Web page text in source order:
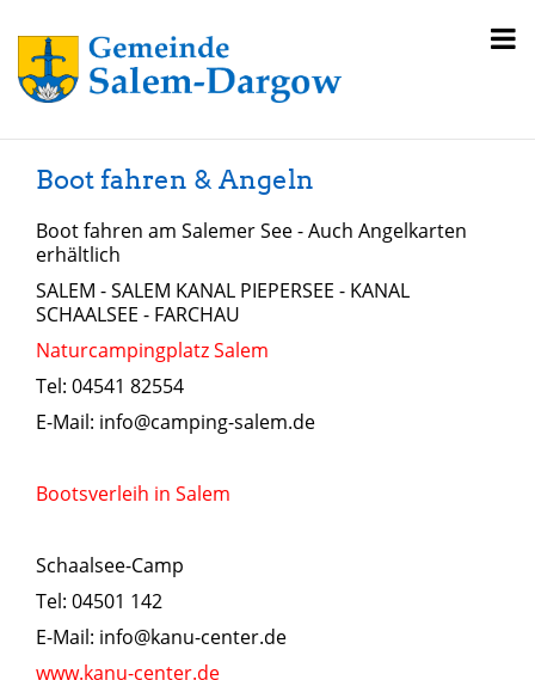
Boot fahren & Angeln
Boot fahren am Salemer See - Auch Angelkarten
erhältlich
SALEM - SALEM KANAL PIEPERSEE - KANAL
SCHAALSEE - FARCHAU
Naturcampingplatz Salem
Tel: 04541 82554
E-Mail: info@camping-salem.de
Bootsverleih in Salem
Schaalsee-Camp
Tel: 04501 142
E-Mail: info@kanu-center.de
www.kanu-center.de